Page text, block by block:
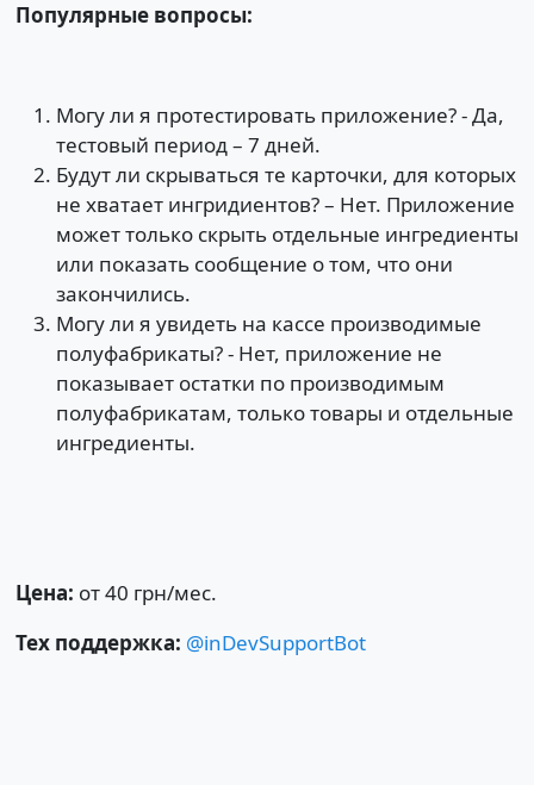
Популярные вопросы:
Могу ли я протестировать приложение? - Да,
тестовый период – 7 дней.
Будут ли скрываться те карточки, для которых
не хватает ингридиентов? – Нет. Приложение
может только скрыть отдельные ингредиенты
или показать сообщение о том, что они
закончились.
Могу ли я увидеть на кассе производимые
полуфабрикаты? - Нет, приложение не
показывает остатки по производимым
полуфабрикатам, только товары и отдельные
ингредиенты.
Цена: от 40 грн/мес.
Тех поддержка: @inDevSupportBot